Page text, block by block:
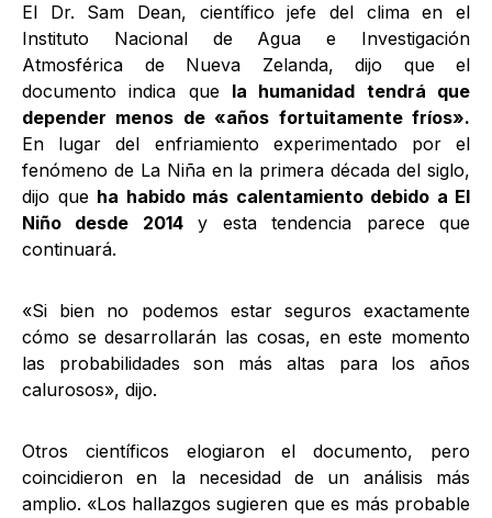
El Dr. Sam Dean, científico jefe del clima en el
Instituto Nacional de Agua e Investigación
Atmosférica de Nueva Zelanda, dijo que el
documento indica que la humanidad tendrá que
depender menos de «años fortuitamente fríos».
En lugar del enfriamiento experimentado por el
fenómeno de La Niña en la primera década del siglo,
dijo que ha habido más calentamiento debido a El
Niño desde 2014y esta tendencia parece que
continuará.
«Si bien no podemos estar seguros exactamente
cómo se desarrollarán las cosas, en este momento
las probabilidades son más altas para los años
calurosos», dijo.
Otros científicos elogiaron el documento, pero
coincidieron en la necesidad de un análisis más
amplio. «Los hallazgos sugieren que es más probable